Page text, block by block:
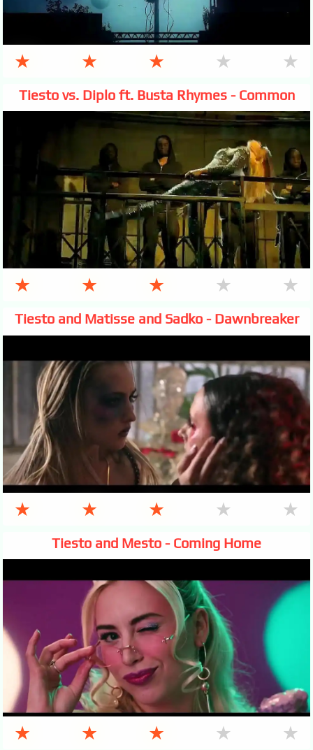
★ ★ ★ ★ ★
Tiesto vs. Diplo ft. Busta Rhymes - Common
★ ★ ★ ★ ★
Tiesto and Matisse and Sadko - Dawnbreaker
★ ★ ★ ★ ★
Tiesto and Mesto - Coming Home
★ ★ ★ ★ ★